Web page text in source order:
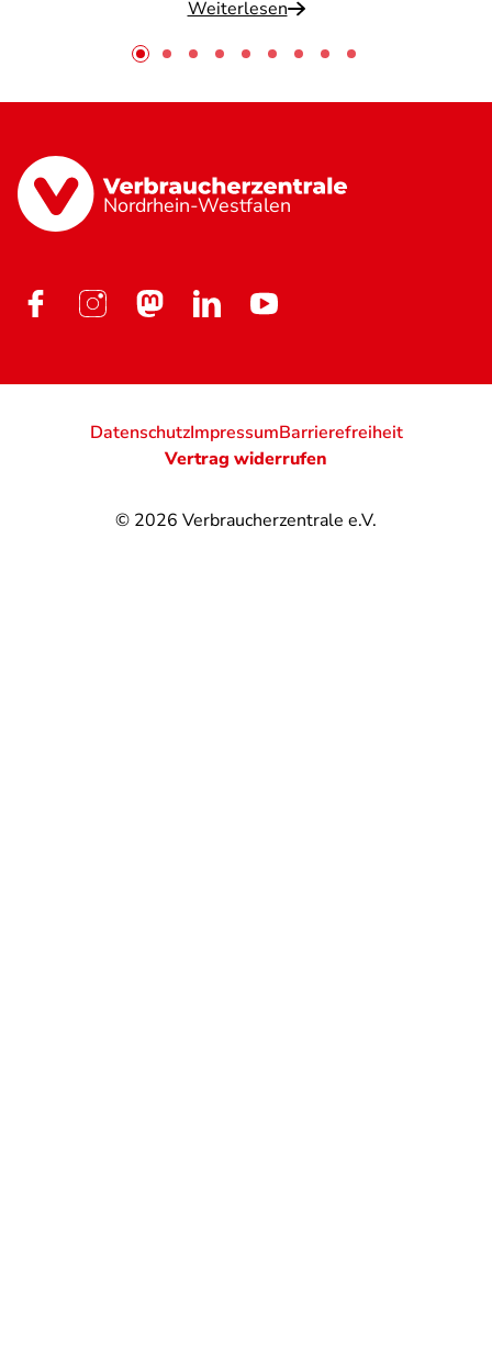
Weiterlesen
Nordrhein-Westfalen
© 2026 Verbraucherzentrale e.V.
DatenschutzImpressumBarrierefreiheit
Vertrag widerrufen